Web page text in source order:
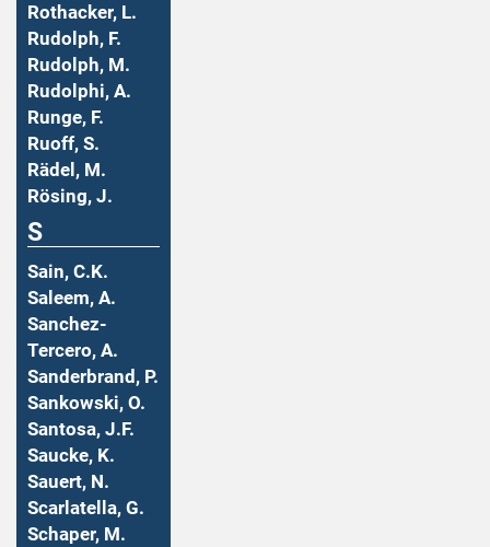
Rothacker, L.
Rudolph, F.
Rudolph, M.
Rudolphi, A.
Runge, F.
Ruoff, S.
Rädel, M.
Rösing, J.
S
Sain, C.K.
Saleem, A.
Sanchez-
Tercero, A.
Sanderbrand, P.
Sankowski, O.
Santosa, J.F.
Saucke, K.
Sauert, N.
Scarlatella, G.
Schaper, M.